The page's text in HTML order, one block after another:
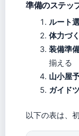
準備のステッ
ルート
体力づ
装備準
揃える
山小屋
ガイド
以下の表は、